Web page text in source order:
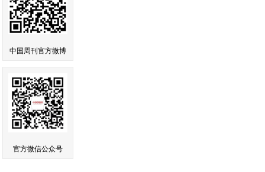
中国周刊官方微博
官方微信公众号